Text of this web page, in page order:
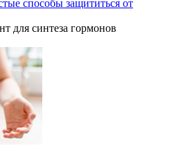
способы защититься от
для синтеза гормонов